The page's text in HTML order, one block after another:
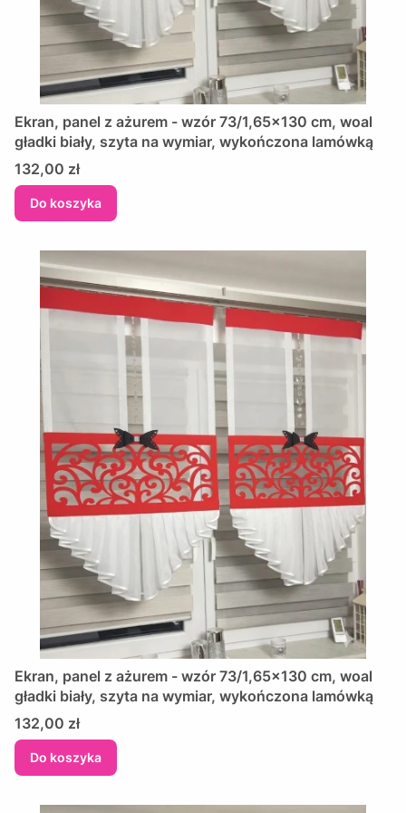
Ekran, panel z ażurem - wzór 73/1,65x130 cm, woal
gładki biały, szyta na wymiar, wykończona lamówką
Cena
132,00 zł
Do koszyka
Ekran, panel z ażurem - wzór 73/1,65x130 cm, woal
gładki biały, szyta na wymiar, wykończona lamówką
Cena
132,00 zł
Do koszyka